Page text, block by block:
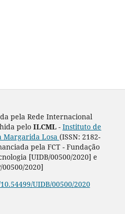
pela Rede Internacional
pelo ILCML - Instituto de
Margarida Losa (ISSN: 2182-
pela FCT - Fundação
[UIDB/00500/2020] e
00500/2020]
UIDB/00500/2020